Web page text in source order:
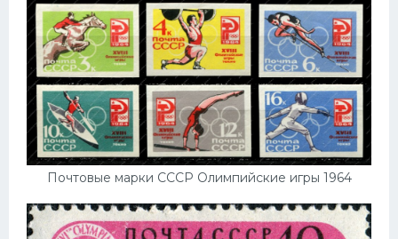
Почтовые марки СССР Олимпийские игры 1964